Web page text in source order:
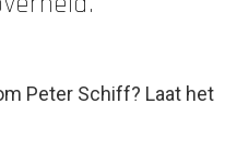
Peter Schiff? Laat het